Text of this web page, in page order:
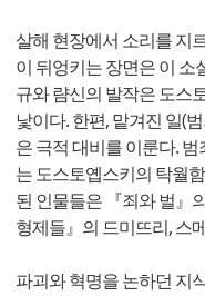
살해 현장에서 소리를 지
이 뒤엉키는 장면은 이 소
규와 럄신의 발작은 도스
낯이다. 한편, 맡겨진 일(
은 극적 대비를 이룬다.
는 도스토옙스키의 탁월
된 인물들은 『죄와 벌』
형제들』의 드미뜨리, 스
파괴와 혁명을 논하던 지